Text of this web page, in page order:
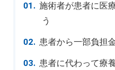
施術者が患者に医
う
患者から一部負担
患者に代わって療